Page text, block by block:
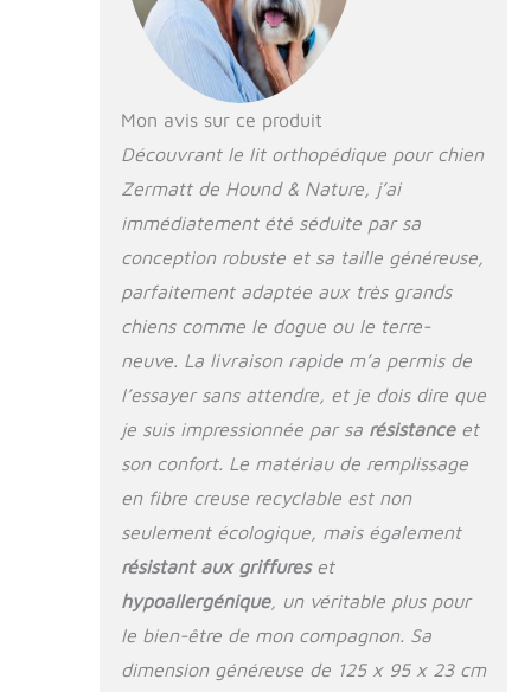
Convient pour les
chiens avec une
longueur de dos
exemple : dogues,
Bernard Lavable et
hygiénique - Le
panier pour chien
peut être facilement
lavé entièrement en
machine à 90 °C - Il
laver le matelas
amovible pour chien
Avec bord douillet et
entrée confortable -
Le lit pour animal de
compagnie a un
bord haut stable
mais doux et fait de
ce lit un endroit
confortable que la
aiment utiliser
immédiatement et
volontiers Durable
Mon avis sur ce produit
Découvrant le lit orthopédique pour chien
Zermatt de Hound & Nature, j’ai
immédiatement été séduite par sa
conception robuste et sa taille généreuse,
parfaitement adaptée aux très grands
chiens comme le dogue ou le terre-
neuve. La livraison rapide m’a permis de
l’essayer sans attendre, et je dois dire que
je suis impressionnée par sa résistanceet
son confort. Le matériau de remplissage
en fibre creuse recyclable est non
seulement écologique, mais également
résistant aux griffureset
hypoallergénique, un véritable plus pour
le bien-être de mon compagnon. Sa
dimension généreuse de 125 x 95 x 23 cm